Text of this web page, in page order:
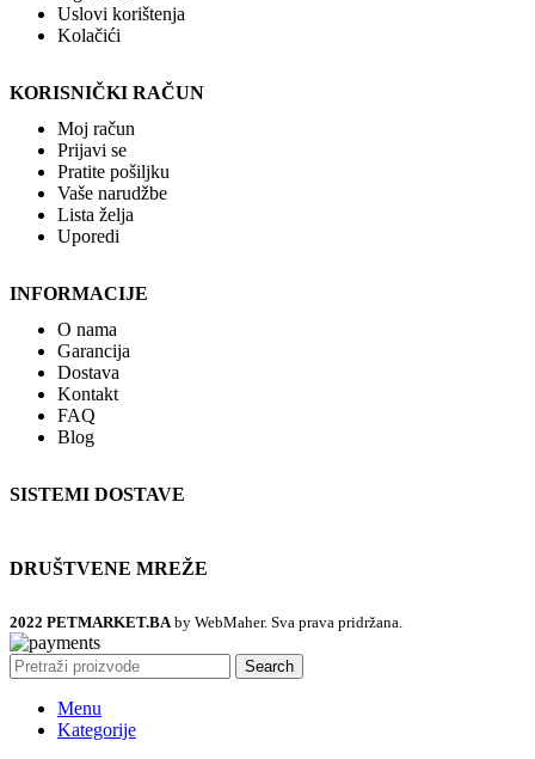
Uslovi korištenja
Kolačići
KORISNIČKI RAČUN
Moj račun
Prijavi se
Pratite pošiljku
Vaše narudžbe
Lista želja
Uporedi
INFORMACIJE
O nama
Garancija
Dostava
Kontakt
FAQ
Blog
SISTEMI DOSTAVE
DRUŠTVENE MREŽE
2022 PETMARKET.BAby WebMaher. Sva prava pridržana.
Search
Menu
Kategorije